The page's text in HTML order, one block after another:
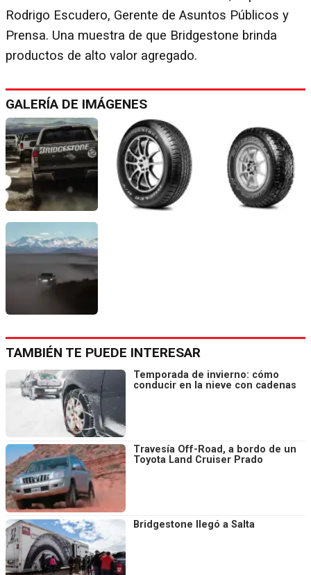
Rodrigo Escudero, Gerente de Asuntos Públicos y
Prensa. Una muestra de que Bridgestone brinda
productos de alto valor agregado.
GALERÍA DE IMÁGENES
TAMBIÉN TE PUEDE INTERESAR
Temporada de invierno: cómo
conducir en la nieve con cadenas
Travesía Off-Road, a bordo de un
Toyota Land Cruiser Prado
Bridgestone llegó a Salta